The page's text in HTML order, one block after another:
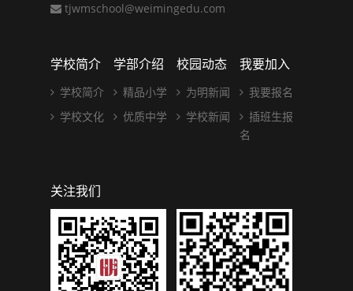
tjwmschool@weimingedu.com
学校简介
学校简介
学校文化
学部介绍
精品小学
优质中学
校园动态
为明新闻
学校新闻
我要加入
我要报名
插班生报
名
关注我们